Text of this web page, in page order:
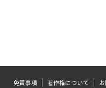
免責事項 著作権について